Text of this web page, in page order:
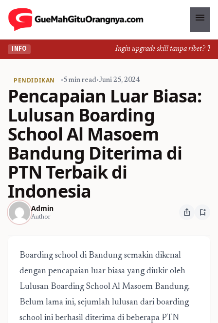
menu
INFO Ingin upgrade skill tanpa ribet?
PENDIDIKAN •5 min read•Juni 25, 2024
Pencapaian Luar Biasa:
Lulusan Boarding
School Al Masoem
Bandung Diterima di
PTN Terbaik di
Indonesia
Admin
Author ios_share bookmark_add
Boarding school di Bandung semakin dikenal
dengan pencapaian luar biasa yang diukir oleh
Lulusan Boarding School Al Masoem Bandung.
Belum lama ini, sejumlah lulusan dari boarding
school ini berhasil diterima di beberapa PTN